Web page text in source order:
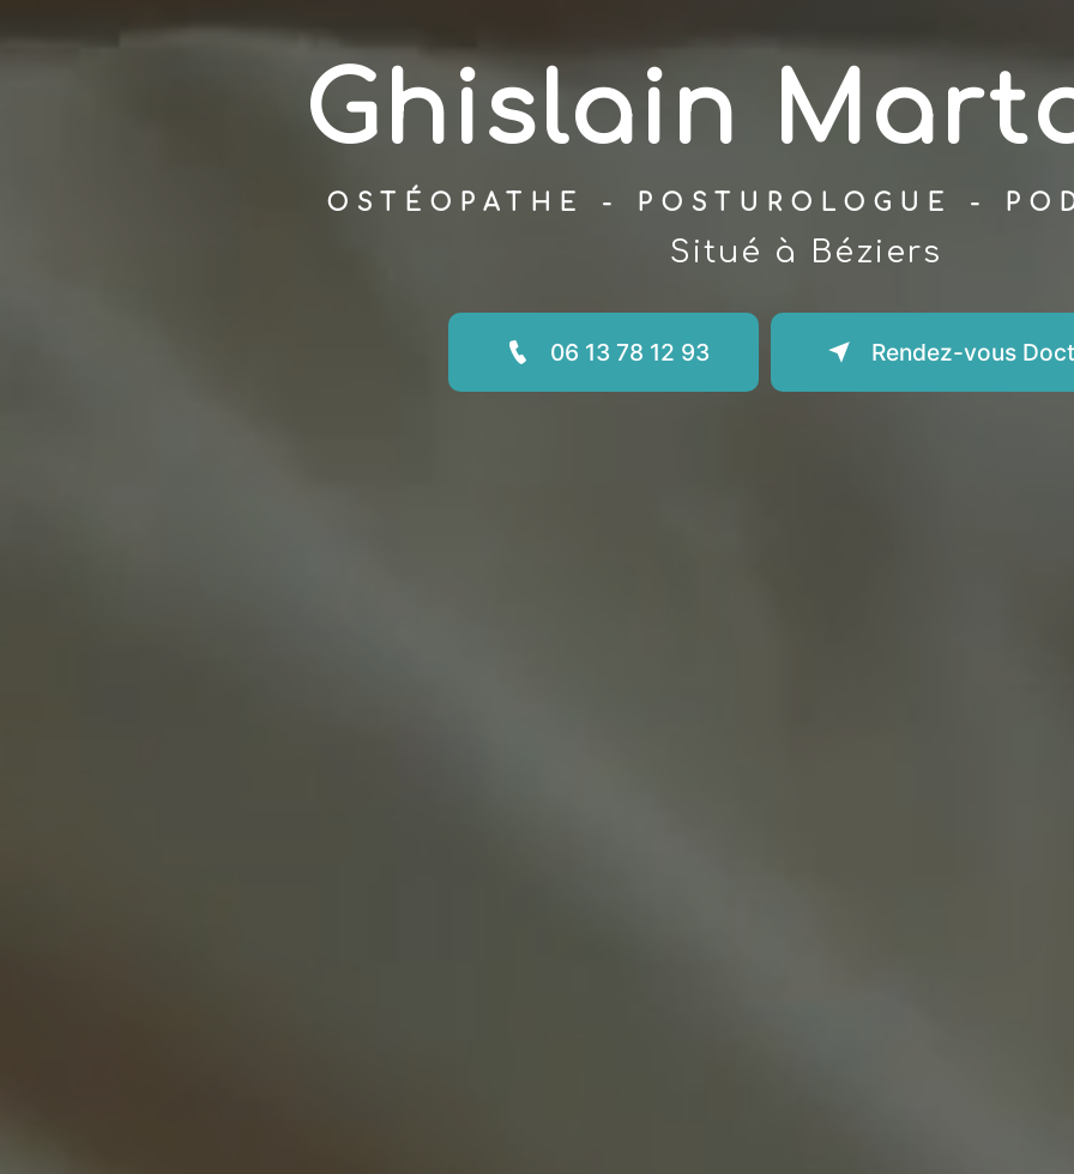
Ghislain
OSTÉOPATHE - POSTUROLOGUE -
Situé à Béziers
06 13 78 12 93 Rendez-vous